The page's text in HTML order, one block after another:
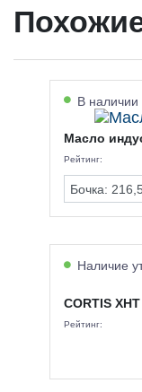
В наличии
Масло
Рейтинг:
Наличие
CORTIS XHT
Рейтинг: